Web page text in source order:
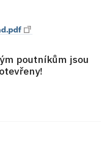
poutníkům jsou